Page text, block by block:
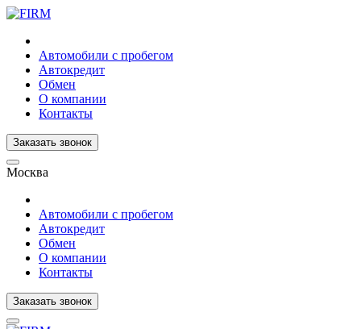
Автомобили с пробегом
Автокредит
Обмен
О компании
Контакты
Заказать звонок
Москва
Автомобили с пробегом
Автокредит
Обмен
О компании
Контакты
Заказать звонок